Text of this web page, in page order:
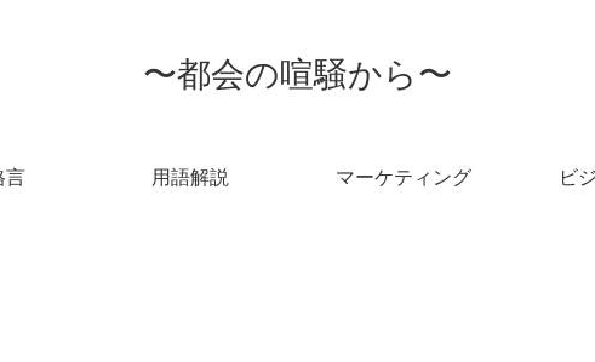
〜都会の喧騒から〜
言 用語解説 マーケティング ビ